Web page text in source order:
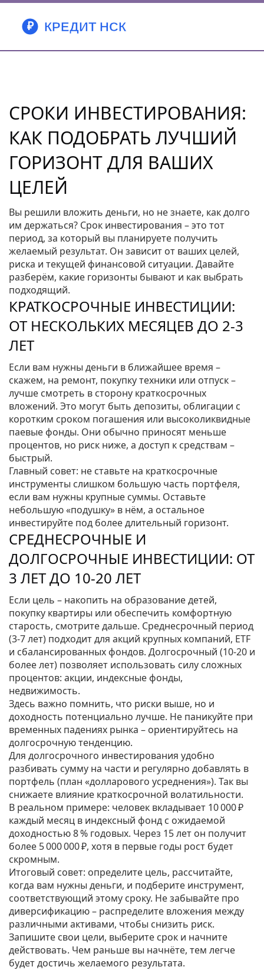
СРОКИ ИНВЕСТИРОВАНИЯ:
КАК ПОДОБРАТЬ ЛУЧШИЙ
ГОРИЗОНТ ДЛЯ ВАШИХ
ЦЕЛЕЙ
Вы решили вложить деньги, но не знаете, как долго
им держаться? Срок инвестирования – это тот
период, за который вы планируете получить
желаемый результат. Он зависит от ваших целей,
риска и текущей финансовой ситуации. Давайте
разберём, какие горизонты бывают и как выбрать
подходящий.
КРАТКОСРОЧНЫЕ ИНВЕСТИЦИИ:
ОТ НЕСКОЛЬКИХ МЕСЯЦЕВ ДО 2‑3
ЛЕТ
Если вам нужны деньги в ближайшее время –
скажем, на ремонт, покупку техники или отпуск –
лучше смотреть в сторону краткосрочных
вложений. Это могут быть депозиты, облигации с
коротким сроком погашения или высоколиквидные
паевые фонды. Они обычно приносят меньше
процентов, но риск ниже, а доступ к средствам –
быстрый.
Главный совет: не ставьте на краткосрочные
инструменты слишком большую часть портфеля,
если вам нужны крупные суммы. Оставьте
небольшую «подушку» в нём, а остальное
инвестируйте под более длительный горизонт.
СРЕДНЕСРОЧНЫЕ И
ДОЛГОСРОЧНЫЕ ИНВЕСТИЦИИ: ОТ
3 ЛЕТ ДО 10‑20 ЛЕТ
Если цель – накопить на образование детей,
покупку квартиры или обеспечить комфортную
старость, смотрите дальше. Среднесрочный период
(3‑7 лет) подходит для акций крупных компаний, ETF
и сбалансированных фондов. Долгосрочный (10‑20 и
более лет) позволяет использовать силу сложных
процентов: акции, индексные фонды,
недвижимость.
Здесь важно помнить, что риски выше, но и
доходность потенциально лучше. Не паникуйте при
временных падениях рынка – ориентируйтесь на
долгосрочную тенденцию.
Для долгосрочного инвестирования удобно
разбивать сумму на части и регулярно добавлять в
портфель (план «долларового усреднения»). Так вы
снижаете влияние краткосрочной волатильности.
В реальном примере: человек вкладывает 10 000 ₽
каждый месяц в индексный фонд с ожидаемой
доходностью 8 % годовых. Через 15 лет он получит
более 5 000 000 ₽, хотя в первые годы рост будет
скромным.
Итоговый совет: определите цель, рассчитайте,
когда вам нужны деньги, и подберите инструмент,
соответствующий этому сроку. Не забывайте про
диверсификацию – распределите вложения между
различными активами, чтобы снизить риск.
Запишите свои цели, выберите срок и начните
действовать. Чем раньше вы начнёте, тем легче
будет достичь желаемого результата.